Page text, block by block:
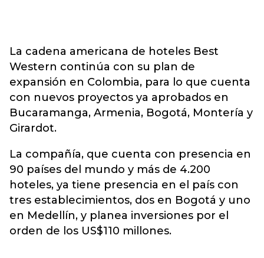
La cadena americana de hoteles Best
Western continúa con su plan de
expansión en Colombia, para lo que cuenta
con nuevos proyectos ya aprobados en
Bucaramanga, Armenia, Bogotá, Montería y
Girardot.
La compañía, que cuenta con presencia en
90 países del mundo y más de 4.200
hoteles, ya tiene presencia en el país con
tres establecimientos, dos en Bogotá y uno
en Medellín, y planea inversiones por el
orden de los US$110 millones.